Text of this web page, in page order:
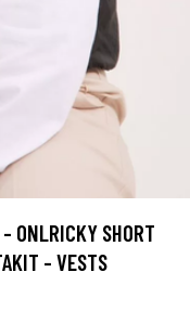
ONLRICKY SHORT
- VESTS